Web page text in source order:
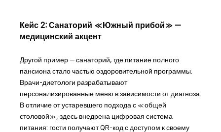
Кейс 2: Санаторий «Южный прибой» —
медицинский акцент
Другой пример — санаторий, где питание полного
пансиона стало частью оздоровительной программы.
Врачи-диетологи разрабатывают
персонализированные меню в зависимости от диагноза.
В отличие от устаревшего подхода с «общей
столовой», здесь внедрена цифровая система
питания: гости получают QR-код с доступом к своему